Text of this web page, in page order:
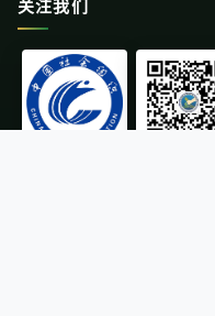
关注我们